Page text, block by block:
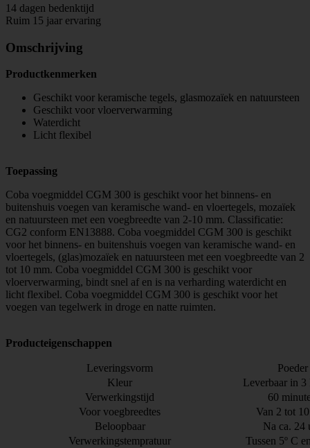
14 dagen bedenktijd
Ruim 15 jaar ervaring
Omschrijving
Productkenmerken
Geschikt voor keramische tegels, glasmozaïek en natuursteen
Geschikt voor vloerverwarming
Waterdicht
Licht flexibel
Toepassing
Coba voegmiddel CGM 300 is geschikt voor het binnens- en
buitenshuis voegen van keramische wand- en vloertegels, mozaïek
en natuursteen met een voegbreedte van 2-10 mm. Classificatie:
CG2 conform EN13888. Coba voegmiddel CGM 300 is geschikt
voor het binnens- en buitenshuis voegen van keramische wand- en
vloertegels, (glas)mozaïek en natuursteen met een voegbreedte van 2
tot 10 mm. Coba voegmiddel CGM 300 is geschikt voor
vloerverwarming, bindt snel af en is na verharding waterdicht en
licht flexibel. Coba voegmiddel CGM 300 is geschikt voor het
voegen van tegelwerk in droge en natte ruimten.
Producteigenschappen
Leveringsvorm
Poeder
Kleur
Leverbaar in 3
Verwerkingstijd
60
Voor voegbreedtes
Van 2 tot
Beloopbaar
Na ca. 24
Verwerkingstempratuur
Tussen 5º C